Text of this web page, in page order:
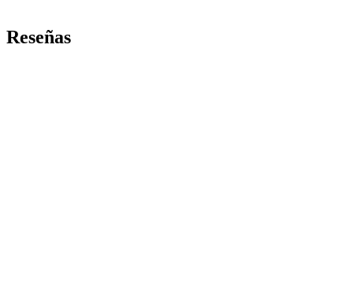
Reseñas